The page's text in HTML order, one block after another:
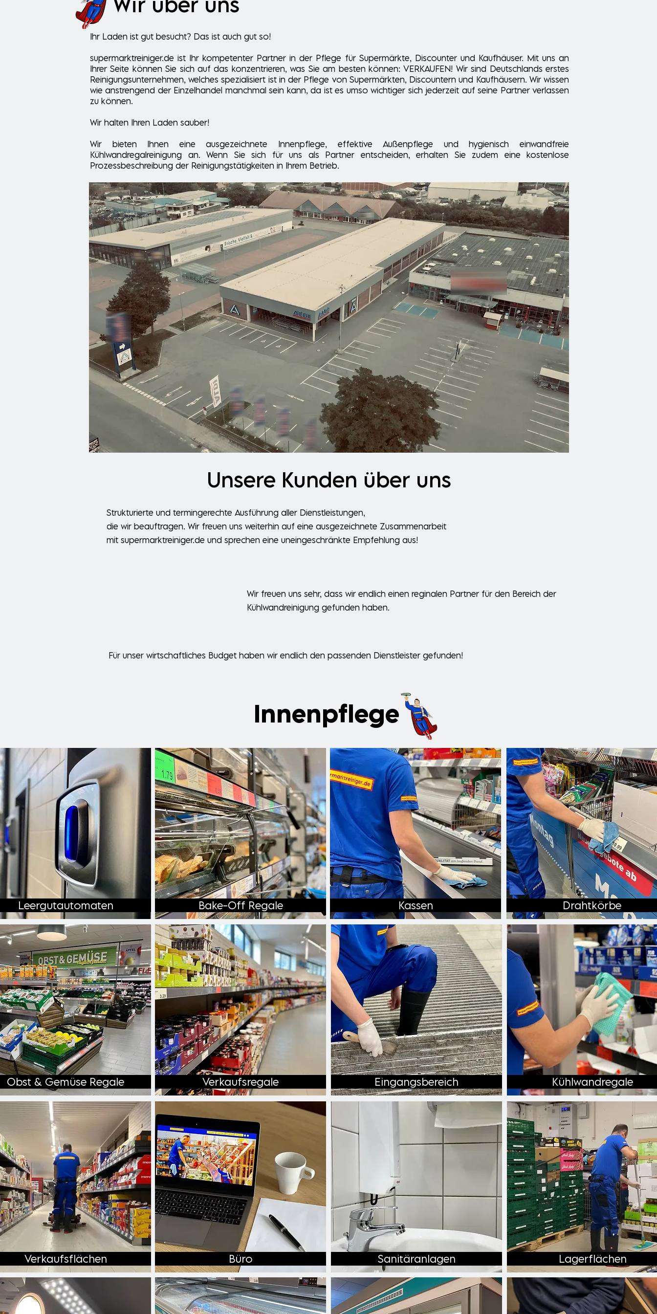
Ihr Laden ist gut besucht? Das ist auch gut so!
supermarktreiniger.de ist Ihr kompetenter Partner in der Pflege für Supermärkte, Discounter und Kaufhäuser. Mit uns an
Ihrer Seite können Sie sich auf das konzentrieren, was Sie am besten können: VERKAUFEN! Wir sind Deutschlands erstes
Reinigungsunternehmen, welches spezialisiert ist in der Pflege von Supermärkten, Discountern und Kaufhäusern. Wir wissen
wie anstrengend der Einzelhandel manchmal sein kann, da ist es umso wichtiger sich jederzeit auf seine Partner verlassen
zu können.
Wir halten Ihren Laden sauber!
Wir bieten Ihnen eine ausgezeichnete Innenpflege, effektive Außenpflege und hygienisch einwandfreie
Kühlwandregalreinigung an. Wenn Sie sich für uns als Partner entscheiden, erhalten Sie zudem eine kostenlose
Prozessbeschreibung der Reinigungstätigkeiten in Ihrem Betrieb.
Unsere Kunden über uns
Strukturierte und termingerechte Ausführung aller Dienstleistungen,
die wir beauftragen. Wir freuen uns weiterhin auf eine ausgezeichnete Zusammenarbeit
mit supermarktreiniger.de und sprechen eine uneingeschränkte Empfehlung aus!
Für unser wirtschaftliches Budget haben wir endlich den passenden Dienstleister gefunden!
Innenpflege
Wir freuen uns sehr, dass wir endlich einen reginalen Partner für den Bereich der
Kühlwandreinigung gefunden haben.
Leergutautomaten Bake-Off Regale Kassen Drahtkörbe
Obst & Gemüse Regale Verkaufsregale Eingangsbereich Kühlwandregale
Verkaufsflächen Büro Sanitäranlagen Lagerflächen